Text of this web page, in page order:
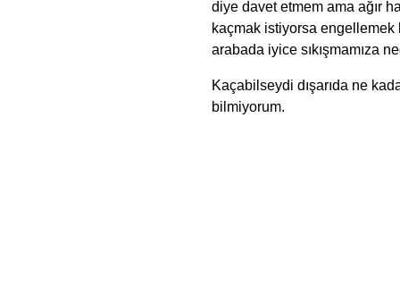
diye davet etmem ama ağır
kaçmak istiyorsa
arabada iyice sıkışmamıza
Kaçabilseydi dışarıda ne
bilmiyorum.